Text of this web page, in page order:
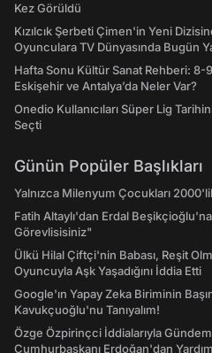
Kez Görüldü
Kızılcık Şerbeti Çimen'in Yeni
Oyunculara TV Dünyasında Bugün
Hafta Sonu Kültür Sanat Rehberi: 8-
Eskişehir ve Antalya’da Neler Var?
Onedio Kullanıcıları Süper Lig
Seçti
Günün Popüler Başlıkları
Yalnızca Milenyum Çocukları
Fatih Altaylı'dan Erdal
Görevlisisiniz"
Ülkü Hilal Çiftçi'nin Babası, Reşit
Oyuncuyla Aşk Yaşadığını İddia Etti
Google'ın Yapay Zeka Biriminin
Kavukçuoğlu'nu Tanıyalım!
Özge Özpirinçci İddialarıyla
Cumhurbaşkanı Erdoğan'dan